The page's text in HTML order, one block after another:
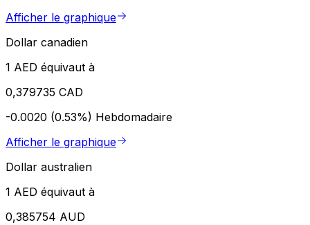
Afficher le graphique
Dollar canadien
1 AED équivaut à
0,379735 CAD
-0.0020 (0.53%) Hebdomadaire
Afficher le graphique
Dollar australien
1 AED équivaut à
0,385754 AUD